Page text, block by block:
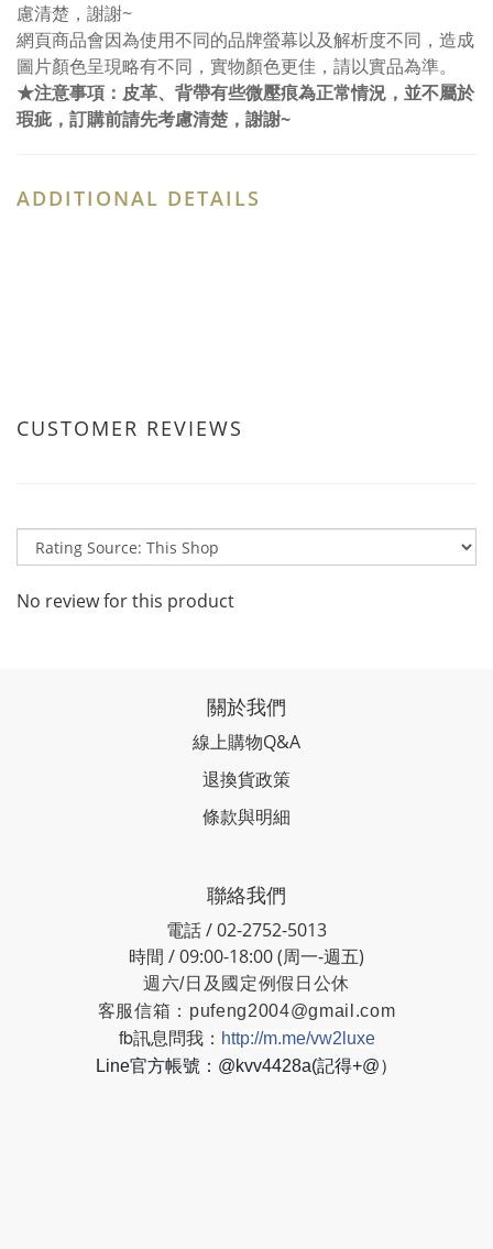
慮清楚，謝謝~
網頁商品會因為使用不同的品牌螢幕以及解析度不同，造成
圖片顏色呈現略有不同，實物顏色更佳，請以實品為準。
★注意事項：皮革、背帶有些微壓痕為正常情況，並不屬於
瑕疵，訂購前請先考慮清楚，謝謝~
ADDITIONAL DETAILS
CUSTOMER REVIEWS
No review for this product
關於我們
線上購物Q&A
退換貨政策
條款與明細
聯絡我們
電話 / 02-2752-5013
時間 / 09:00-18:00 (周一-週五)
週六/日及國定例假日公休
客服信箱： pufeng2004@gmail.com
fb訊息問我： http://m.me/vw2luxe
Line官方帳號：@kvv4428a(記得+@）